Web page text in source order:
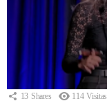
13 Shares 114 Visitas